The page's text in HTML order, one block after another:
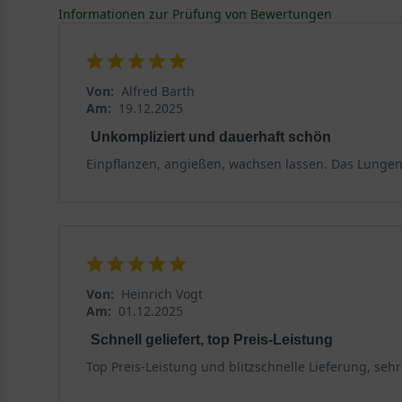
Wie frosthart / winterhart ist der Rhododendron
ersten Jahren besonders geschützt werden, da sie
an den Blütenknospen kommen. Es empfiehlt sich
Frost ausreichend Feuchtigkeit und Nährstoffe im
Rückschnitt – wann und wie sollte man den
Ein Rückschnitt des Rhododendron yakushimanum
kranke Äste. Wenn ein Rückschnitt erforderlich ist,
beschädigten oder kranken Äste und schneiden Sie
Informationen zur Prüfung von Bewertungen
Von: Alfred Barth
Am: 19.12.2025
Unkompliziert und dauerhaft schön
Einpflanzen, angießen, wachsen lassen. Das
Von: Heinrich Vogt
Am: 01.12.2025
Schnell geliefert, top Preis-Leistung
Top Preis-Leistung und blitzschnelle Lieferung,